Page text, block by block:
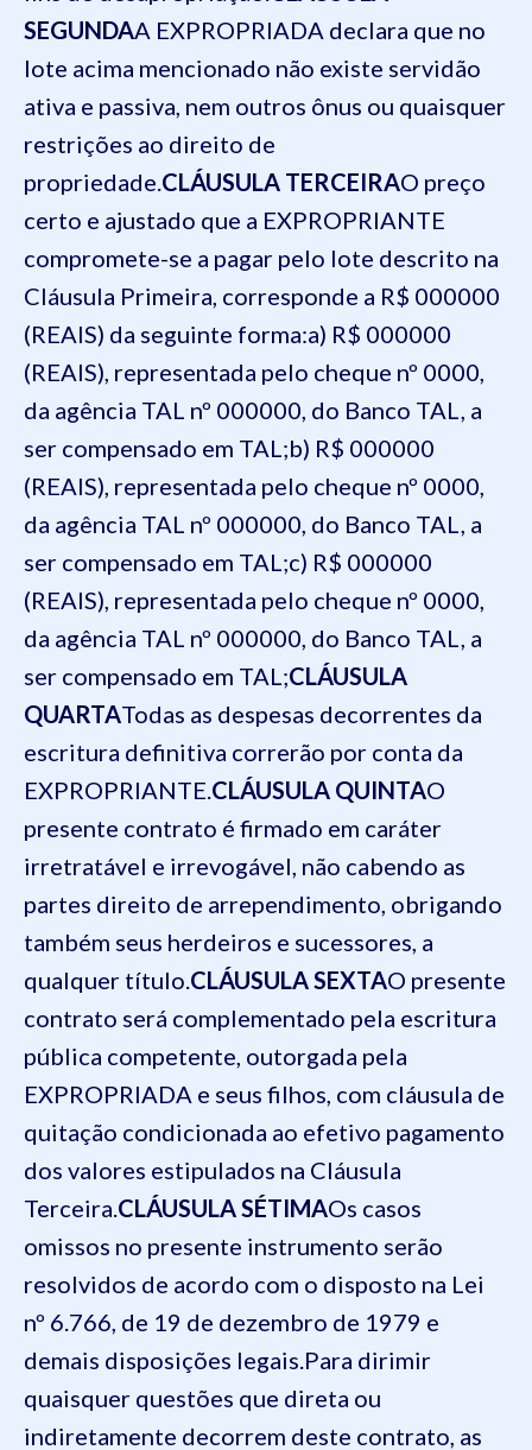
SEGUNDAA EXPROPRIADA declara que no
lote acima mencionado não existe servidão
ativa e passiva, nem outros ônus ou quaisquer
restrições ao direito de
propriedade.CLÁUSULA TERCEIRAO preço
certo e ajustado que a EXPROPRIANTE
compromete-se a pagar pelo lote descrito na
Cláusula Primeira, corresponde a R$ 000000
(REAIS) da seguinte forma:a) R$ 000000
(REAIS), representada pelo cheque nº 0000,
da agência TAL nº 000000, do Banco TAL, a
ser compensado em TAL;b) R$ 000000
(REAIS), representada pelo cheque nº 0000,
da agência TAL nº 000000, do Banco TAL, a
ser compensado em TAL;c) R$ 000000
(REAIS), representada pelo cheque nº 0000,
da agência TAL nº 000000, do Banco TAL, a
ser compensado em TAL;CLÁUSULA
QUARTATodas as despesas decorrentes da
escritura definitiva correrão por conta da
EXPROPRIANTE.CLÁUSULA QUINTAO
presente contrato é firmado em caráter
irretratável e irrevogável, não cabendo as
partes direito de arrependimento, obrigando
também seus herdeiros e sucessores, a
qualquer título.CLÁUSULA SEXTAO presente
contrato será complementado pela escritura
pública competente, outorgada pela
EXPROPRIADA e seus filhos, com cláusula de
quitação condicionada ao efetivo pagamento
dos valores estipulados na Cláusula
Terceira.CLÁUSULA SÉTIMAOs casos
omissos no presente instrumento serão
resolvidos de acordo com o disposto na Lei
nº 6.766, de 19 de dezembro de 1979 e
demais disposições legais.Para dirimir
quaisquer questões que direta ou
indiretamente decorrem deste contrato, as